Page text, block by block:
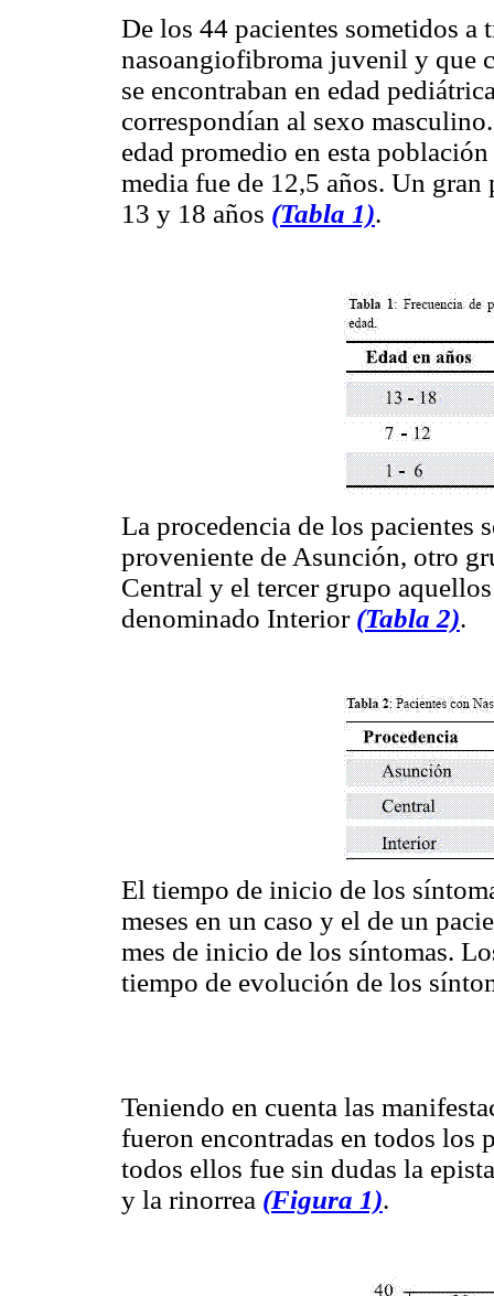
De los 44 pacientes sometidos
nasoangiofibroma juvenil y que
se encontraban en edad
correspondían al sexo
edad promedio en esta
media fue de 12,5 años. Un
13 y 18 años (Tabla 1).
La procedencia de los pacientes
proveniente de Asunción, otro
Central y el tercer grupo
denominado Interior (Tabla 2).
El tiempo de inicio de los
meses en un caso y el de un
mes de inicio de los síntomas.
tiempo de evolución de los
Teniendo en cuenta las
fueron encontradas en todos los
todos ellos fue sin dudas la
y la rinorrea (Figura 1).